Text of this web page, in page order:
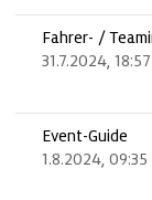
Fahrer- /
31.7.2024,
Event-Guide
1.8.2024, 09:35